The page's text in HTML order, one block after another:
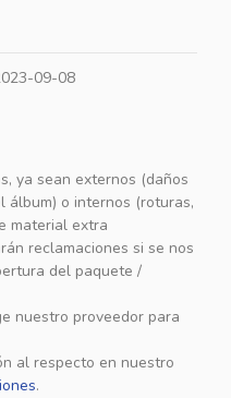
09-08
ya sean externos (daños
álbum) o internos (roturas,
material extra
reclamaciones si se nos
del paquete /
nuestro proveedor para
al respecto en nuestro
.